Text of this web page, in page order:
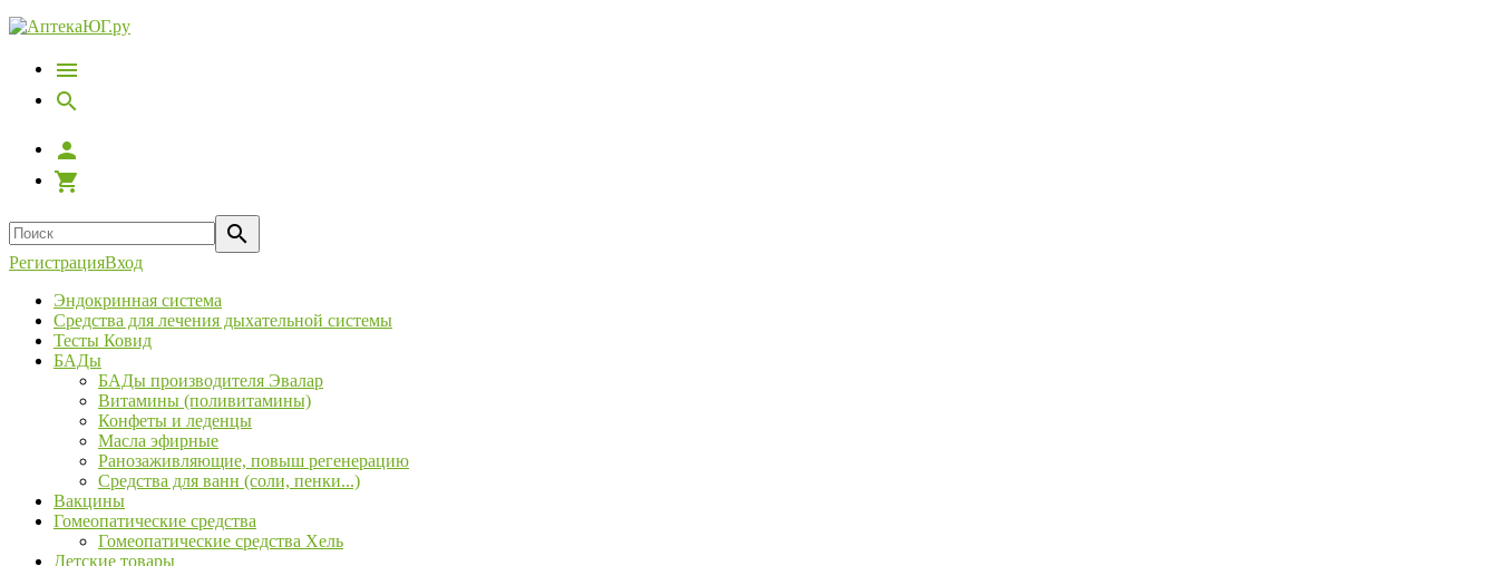
РегистрацияВход
Эндокринная система
Средства для лечения дыхательной системы
Тесты Ковид
БАДы
БАДы производителя Эвалар
Витамины (поливитамины)
Конфеты и леденцы
Масла эфирные
Ранозаживляющие, повыш регенерацию
Средства для ванн (соли, пенки...)
Вакцины
Гомеопатические средства
Гомеопатические средства Хель
Детские товары